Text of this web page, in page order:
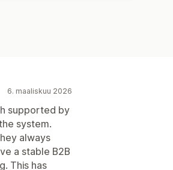
6. maaliskuu 2026
supported by
system.
always
a stable B2B
This has